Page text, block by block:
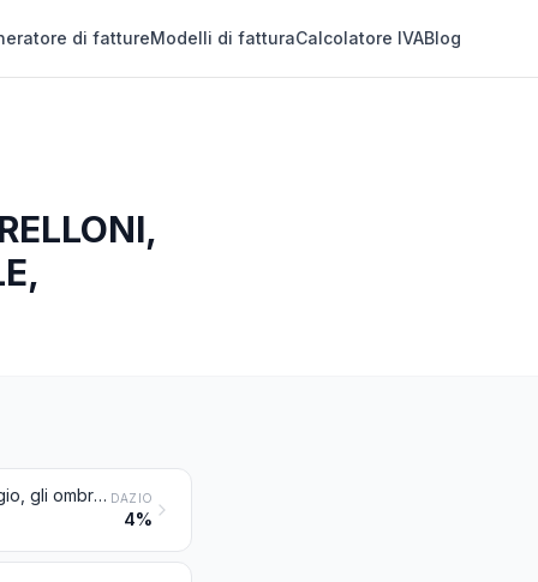
di fattureModelli di fatturaCalcolatore IVABlog
Ombrelli (da pioggia o da sole) eombrelloni (compresi i bastoni da passeggio, gli ombrelloni da giardino e simili) DAZIO
4%